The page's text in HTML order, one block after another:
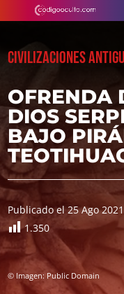
CIVILIZACIONES
OFRENDA
DIOS
BAJO
Publicado el 25 Ago 2021
1.350
© Imagen: Public Domain